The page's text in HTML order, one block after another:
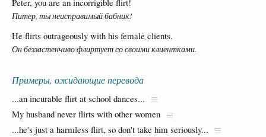
Peter, you are an incorrigible flirt!
Питер, ты неисправимый бабник!
He flirts outrageously with his female clients.
Он беззастенчиво флиртует со своими клиентками.
Примеры, ожидающие перевода
...an incurable flirt at school dances...
My husband never flirts with other women
...he's just a harmless flirt, so don't take him seriously...